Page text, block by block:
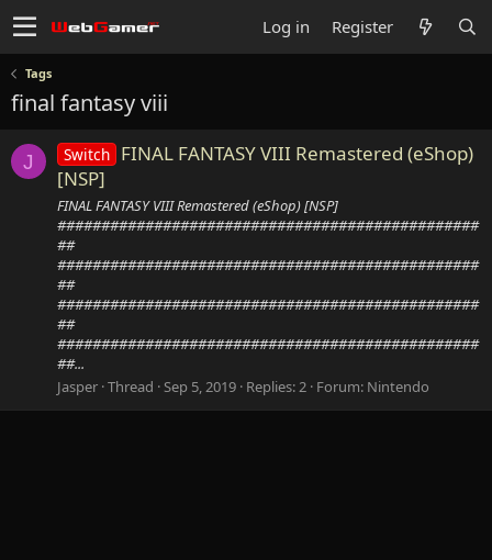
Log in Register
Tags
final fantasy viii
J Switch FINAL FANTASY VIII Remastered (eShop)
[NSP]
FINAL FANTASY VIII Remastered (eShop) [NSP]
################################################
##
################################################
##
################################################
##
################################################
##...
Jasper Thread Sep 5, 2019 Replies: 2 Forum: Nintendo